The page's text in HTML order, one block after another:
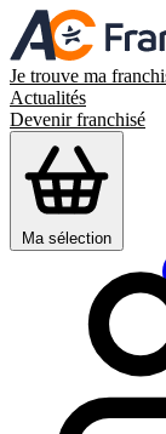
Je trouve ma
Actualités
Devenir franchisé
Ma sélection